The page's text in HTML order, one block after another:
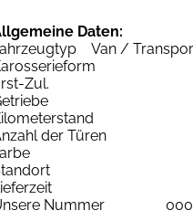
Daten:
Van /
Zul.
der Türen
Nummer